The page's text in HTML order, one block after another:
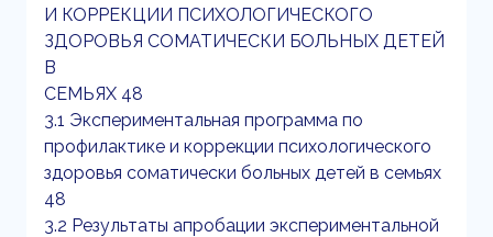
И КОРРЕКЦИИ ПСИХОЛОГИЧЕСКОГО
ЗДОРОВЬЯ СОМАТИЧЕСКИ БОЛЬНЫХ ДЕТЕЙ
В
СЕМЬЯХ 48
3.1 Экспериментальная программа по
профилактике и коррекции психологического
здоровья соматически больных детей в семьях
48
3.2 Результаты апробации экспериментальной